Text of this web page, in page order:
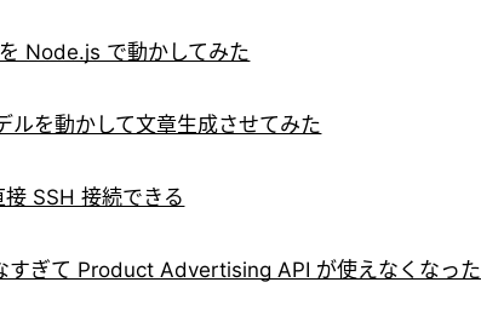
Node.js で動かしてみた
を動かして文章生成させてみた
SSH 接続できる
すぎて Product Advertising API が使えなくなった